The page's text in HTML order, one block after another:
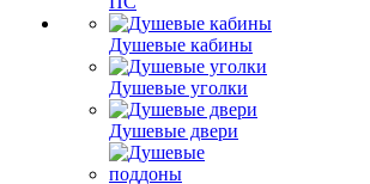
Душевые кабины
Душевые уголки
Душевые двери